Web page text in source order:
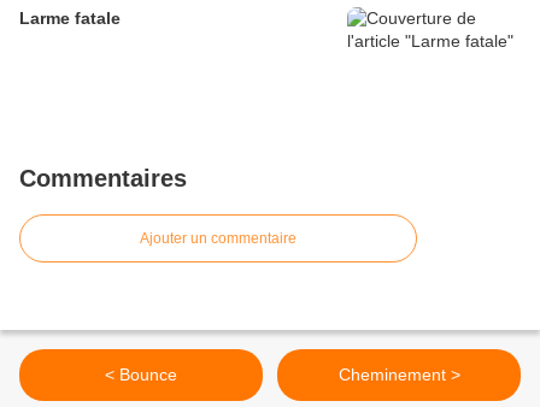
Larme fatale
Commentaires
Ajouter un commentaire
< Bounce Cheminement >